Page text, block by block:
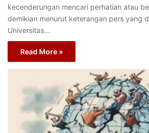
kecenderungan mencari perhatian atau
demikian menurut keterangan pers yang
Universitas…
Read More »